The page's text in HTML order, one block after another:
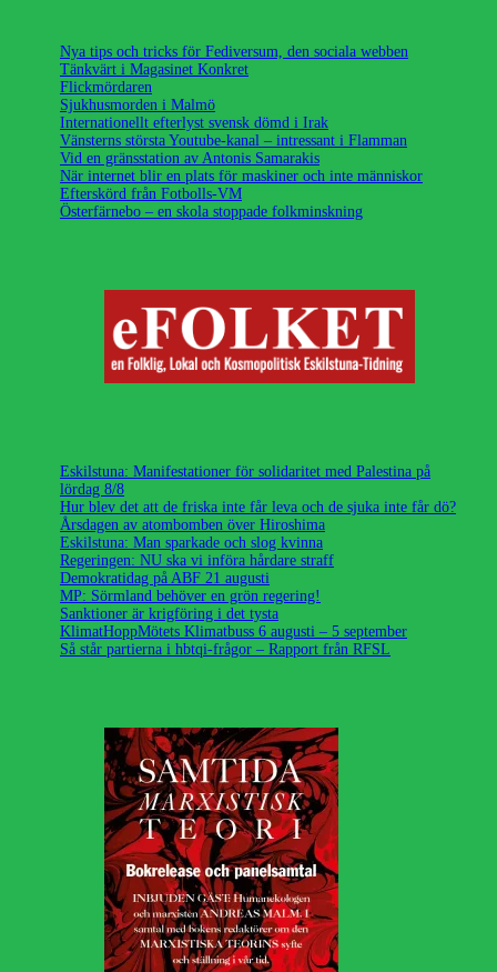
Nya tips och tricks för Fediversum, den sociala webben
Tänkvärt i Magasinet Konkret
Flickmördaren
Sjukhusmorden i Malmö
Internationellt efterlyst svensk dömd i Irak
Vänsterns största Youtube-kanal – intressant i Flamman
Vid en gränsstation av Antonis Samarakis
När internet blir en plats för maskiner och inte människor
Efterskörd från Fotbolls-VM
Österfärnebo – en skola stoppade folkminskning
Eskilstuna: Manifestationer för solidaritet med Palestina på
lördag 8/8
Hur blev det att de friska inte får leva och de sjuka inte får dö?
Årsdagen av atombomben över Hiroshima
Eskilstuna: Man sparkade och slog kvinna
Regeringen: NU ska vi införa hårdare straff
Demokratidag på ABF 21 augusti
MP: Sörmland behöver en grön regering!
Sanktioner är krigföring i det tysta
KlimatHoppMötets Klimatbuss 6 augusti – 5 september
Så står partierna i hbtqi-frågor – Rapport från RFSL